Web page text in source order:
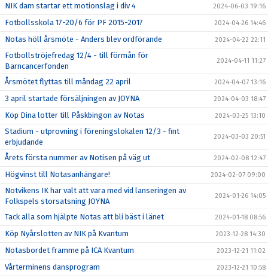
NIK dam startar ett motionslag i div 4 2024-06-03 19:16
Fotbollsskola 17-20/6 för PF 2015-2017 2024-04-26 14:46
Notas höll årsmöte - Anders blev ordförande 2024-04-22 22:11
Fotbollströjefredag 12/4 - till förmån för
Barncancerfonden
2024-04-11 11:27
Årsmötet flyttas till måndag 22 april 2024-04-07 13:16
3 april startade försäljningen av JOYNA 2024-04-03 18:47
Köp Dina lotter till Påskbingon av Notas 2024-03-25 13:10
Stadium - utprovning i föreningslokalen 12/3 - fint
erbjudande
2024-03-03 20:51
Årets första nummer av Notisen på väg ut 2024-02-08 12:47
Högvinst till Notasanhängare! 2024-02-07 09:00
Notvikens IK har valt att vara med vid lanseringen av
Folkspels storsatsning JOYNA
2024-01-26 14:05
Tack alla som hjälpte Notas att bli bäst i länet 2024-01-18 08:56
Köp Nyårslotten av NIK på Kvantum 2023-12-28 14:30
Notasbordet framme på ICA Kvantum 2023-12-21 11:02
Vårterminens dansprogram 2023-12-21 10:58